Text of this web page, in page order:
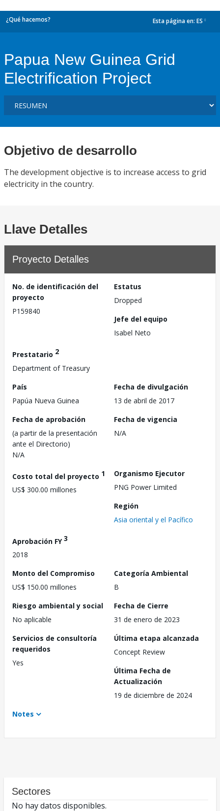
¿Qué hacemos? Esta página en: ES
Papua New Guinea Grid
Electrification Project
Objetivo de desarrollo
The development objective is to increase access to grid
electricity in the country.
Llave Detalles
Proyecto Detalles
No. de identificación del
proyecto
P159840
Estatus
Dropped
Jefe del equipo
Isabel Neto
Prestatario 2
Department of Treasury
País
Papúa Nueva Guinea
Fecha de divulgación
13 de abril de 2017
Fecha de aprobación
(a partir de la presentación
ante el Directorio)
N/A
Fecha de vigencia
N/A
Costo total del proyecto 1
US$ 300.00 millones
Organismo Ejecutor
PNG Power Limited
Región
Asia oriental y el Pacífico
Aprobación FY3
2018
Monto del Compromiso
US$ 150.00 millones
Categoría Ambiental
B
Riesgo ambiental y social
No aplicable
Fecha de Cierre
31 de enero de 2023
Servicios de consultoría
requeridos
Yes
Última etapa alcanzada
Concept Review
Última Fecha de
Actualización
19 de diciembre de 2024
Notes
Sectores
No hay datos disponibles.